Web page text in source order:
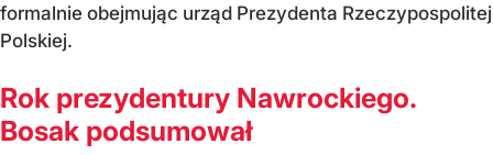
formalnie obejmując urząd Prezydenta Rzeczypospolitej
Polskiej.
Rok prezydentury Nawrockiego.
Bosak podsumował